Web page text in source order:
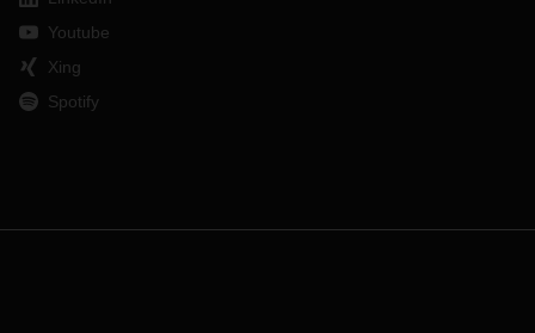
Youtube
Xing
Spotify